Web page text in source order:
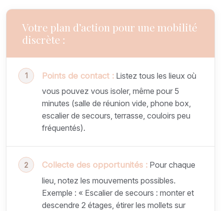
Votre plan d’action pour une mobilité
discrète :
Points de contact : Listez tous les lieux où
vous pouvez vous isoler, même pour 5
minutes (salle de réunion vide, phone box,
escalier de secours, terrasse, couloirs peu
fréquentés).
Collecte des opportunités : Pour chaque
lieu, notez les mouvements possibles.
Exemple : « Escalier de secours : monter et
descendre 2 étages, étirer les mollets sur